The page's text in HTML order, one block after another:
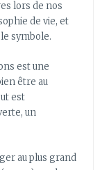
lors de nos
de vie, et
symbole.
est une
être au
est
un
au plus grand